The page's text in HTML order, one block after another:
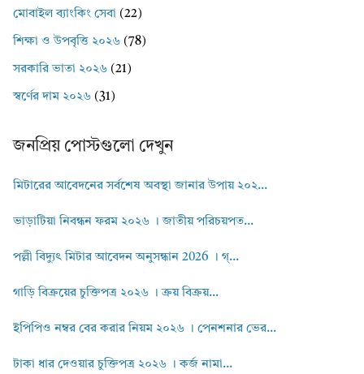
মোবাইল ব্যাংকিং সেবা (22)
শিক্ষা ও উপবৃত্তি ২০২৬ (78)
সরকারি ভাতা ২০২৬ (21)
স্বর্ণের দাম ২০২৬ (31)
জনপ্রিয় পোস্টগুলো দেখুন
মিটারের আবেদনের সর্বশেষ অবস্থা জানার উপায় ২০২...
ভাড়াটিয়া নিবন্ধন ফরম ২০২৬ । জাতীয় পরিচয়পত...
পল্লী বিদ্যুৎ মিটার আবেদন অনুসন্ধান 2026 । গ্...
গাড়ি বিক্রয়ের চুক্তিপত্র ২০২৬ । ক্রয় বিক্রয়...
ইপিপিও নম্বর বের করার নিয়ম ২০২৬ । পেনশনার ভের...
টাকা ধার দেওয়ার চুক্তিপত্র ২০২৬ । কর্জ নামা...